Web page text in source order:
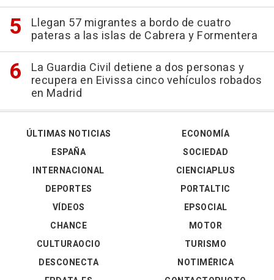
Llegan 57 migrantes a bordo de cuatro
pateras a las islas de Cabrera y Formentera
La Guardia Civil detiene a dos personas y
recupera en Eivissa cinco vehículos robados
en Madrid
ÚLTIMAS NOTICIAS
ESPAÑA
INTERNACIONAL
DEPORTES
VÍDEOS
ECONOMÍA
SOCIEDAD
CIENCIAPLUS
PORTALTIC
EPSOCIAL
CHANCE
CULTURAOCIO
DESCONECTA
MOTOR
TURISMO
NOTIMÉRICA